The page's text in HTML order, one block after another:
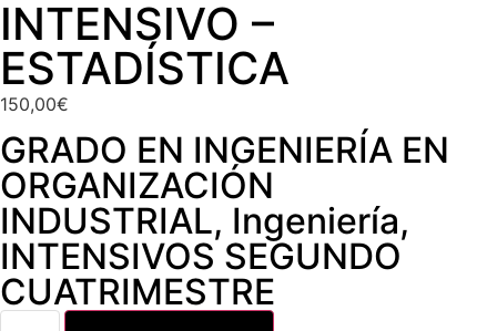
INTENSIVO –
ESTADÍSTICA
150,00€
GRADO EN INGENIERÍA EN
ORGANIZACIÓN
INDUSTRIAL, Ingeniería,
INTENSIVOS SEGUNDO
CUATRIMESTRE